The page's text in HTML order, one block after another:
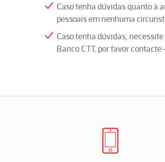
Caso tenha dúvidas quanto à
pessoais em nenhuma
Caso tenha dúvidas,
Banco CTT, por favor